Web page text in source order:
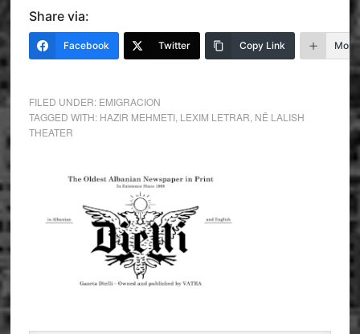
Share via:
Facebook Twitter Copy Link More
FILED UNDER: EMIGRACION
TAGGED WITH: HAZIR MEHMETI, LEXIM LETRAR NË LALISH
THEATER